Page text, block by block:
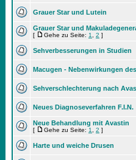
Grauer Star und Lutein
Grauer Star und
[ Gehe zu Seite: 1 2 ]
Sehverbesserungen in Studien
Macugen - Nebenwirkungen
Sehverschlechterung nach
Neues Diagnoseverfahren F.I.N.
Neue Behandlung mit Avastin
[ Gehe zu Seite: 1 2 ]
Harte und weiche Drusen